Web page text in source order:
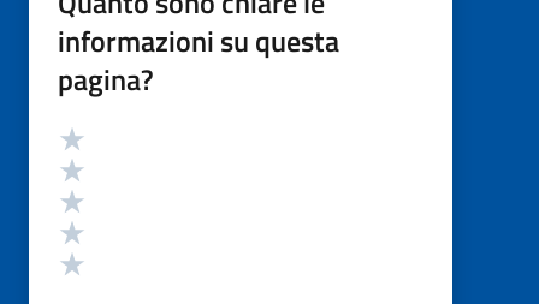
informazioni su questa
pagina?
Valutazione